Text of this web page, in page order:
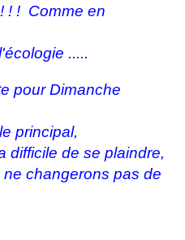
! ! Comme en
.....
pour Dimanche
de se plaindre,
pas de